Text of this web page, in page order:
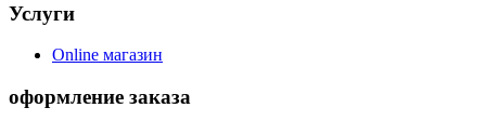
Услуги
Online магазин
оформление заказа